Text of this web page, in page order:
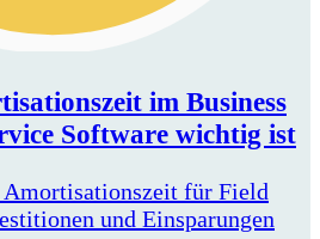
im Business
Software wichtig ist
für Field
und Einsparungen